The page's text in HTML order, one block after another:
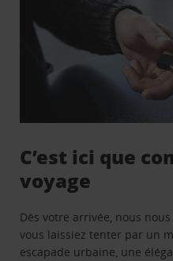
C’est ici que
voyage
Dès votre arrivée, nous
vous laissiez tenter par un
escapade urbaine, une